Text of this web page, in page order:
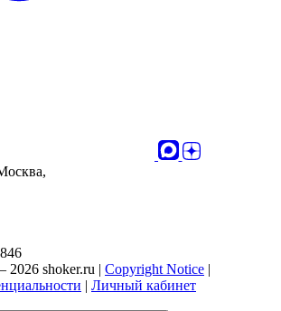
shoker.ru | Copyright Notice |
| Личный кабинет